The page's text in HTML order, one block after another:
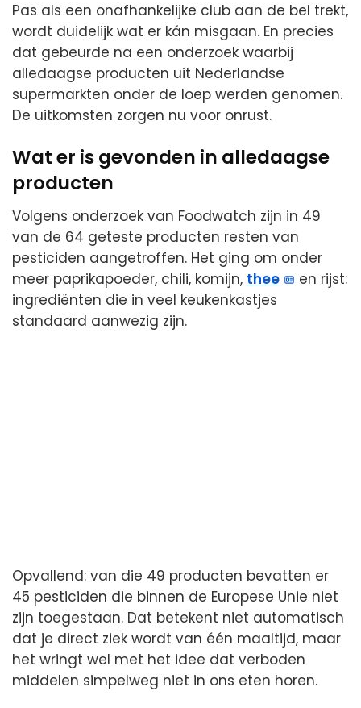
Pas als een onafhankelijke club aan de bel trekt,
wordt duidelijk wat er kán misgaan. En precies
dat gebeurde na een onderzoek waarbij
alledaagse producten uit Nederlandse
supermarkten onder de loep werden genomen.
De uitkomsten zorgen nu voor onrust.
Wat er is gevonden in alledaagse
producten
Volgens onderzoek van Foodwatch zijn in 49
van de 64 geteste producten resten van
pesticiden aangetroffen. Het ging om onder
meer paprikapoeder, chili, komijn, thee
en rijst:
ingrediënten die in veel keukenkastjes
standaard aanwezig zijn.
Opvallend: van die 49 producten bevatten er
45 pesticiden die binnen de Europese Unie niet
zijn toegestaan. Dat betekent niet automatisch
dat je direct ziek wordt van één maaltijd, maar
het wringt wel met het idee dat verboden
middelen simpelweg niet in ons eten horen.